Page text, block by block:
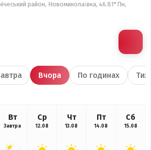
район, Новомиколаївка, 46.81°Пн,
Вчора По годинах
Вт
Завтра
Ср
12.08
Чт
13.08
Пт
14.08
Сб
15.08